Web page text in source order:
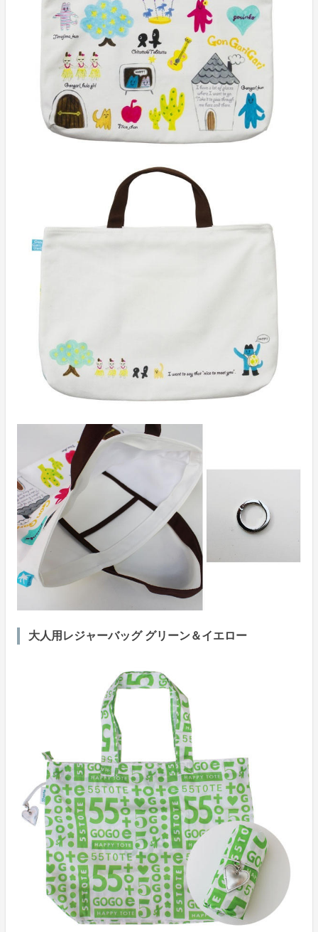
大人用レジャーバッグ グリーン＆イエロー